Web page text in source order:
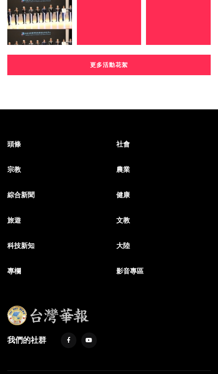
更多活動花絮
頭條 社會
宗教 農業
綜合新聞 健康
旅遊 文教
科技新知 大陸
專欄 影音專區
我們的社群